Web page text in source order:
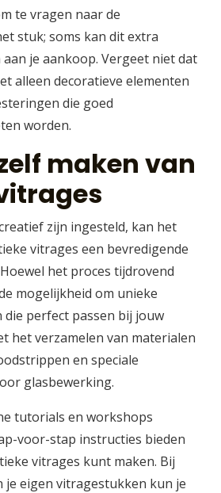
te vragen naar de
stuk; soms kan dit extra
je aankoop. Vergeet niet dat
alleen decoratieve elementen
die goed
worden.
maken van
zijn ingesteld, kan het
vitrages een bevredigende
het proces tijdrovend
mogelijkheid om unieke
perfect passen bij jouw
het verzamelen van materialen
en speciale
glasbewerking.
tutorials en workshops
voor-stap instructies bieden
vitrages kunt maken. Bij
je eigen vitragestukken kun je